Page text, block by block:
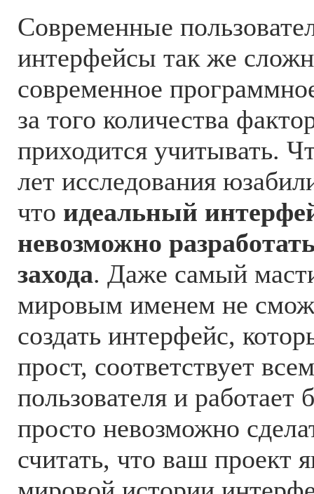
Современные
интерфейсы так же
современное
за того количества
приходится учитывать.
лет исследования
что идеальный
невозможно
захода. Даже самый
мировым именем не
создать интерфейс,
прост, соответствует
пользователя и
просто невозможно
считать, что ваш проект